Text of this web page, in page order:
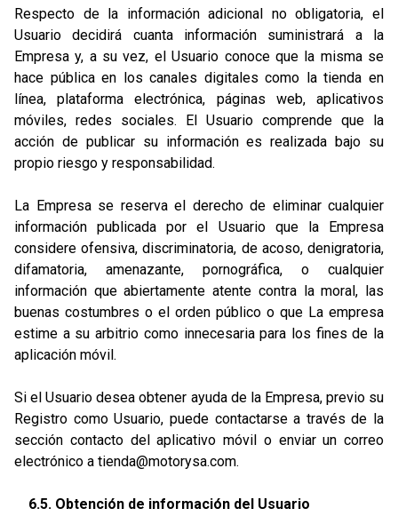
Respecto de la información adicional no obligatoria, el
Usuario decidirá cuanta información suministrará a la
Empresa y, a su vez, el Usuario conoce que la misma se
hace pública en los canales digitales como la tienda en
línea, plataforma electrónica, páginas web, aplicativos
móviles, redes sociales. El Usuario comprende que la
acción de publicar su información es realizada bajo su
propio riesgo y responsabilidad.
La Empresa se reserva el derecho de eliminar cualquier
información publicada por el Usuario que la Empresa
considere ofensiva, discriminatoria, de acoso, denigratoria,
difamatoria, amenazante, pornográfica, o cualquier
información que abiertamente atente contra la moral, las
buenas costumbres o el orden público o que La empresa
estime a su arbitrio como innecesaria para los fines de la
aplicación móvil.
Si el Usuario desea obtener ayuda de la Empresa, previo su
Registro como Usuario, puede contactarse a través de la
sección contacto del aplicativo móvil o enviar un correo
electrónico a tienda@motorysa.com.
6.5. Obtención de información del Usuario